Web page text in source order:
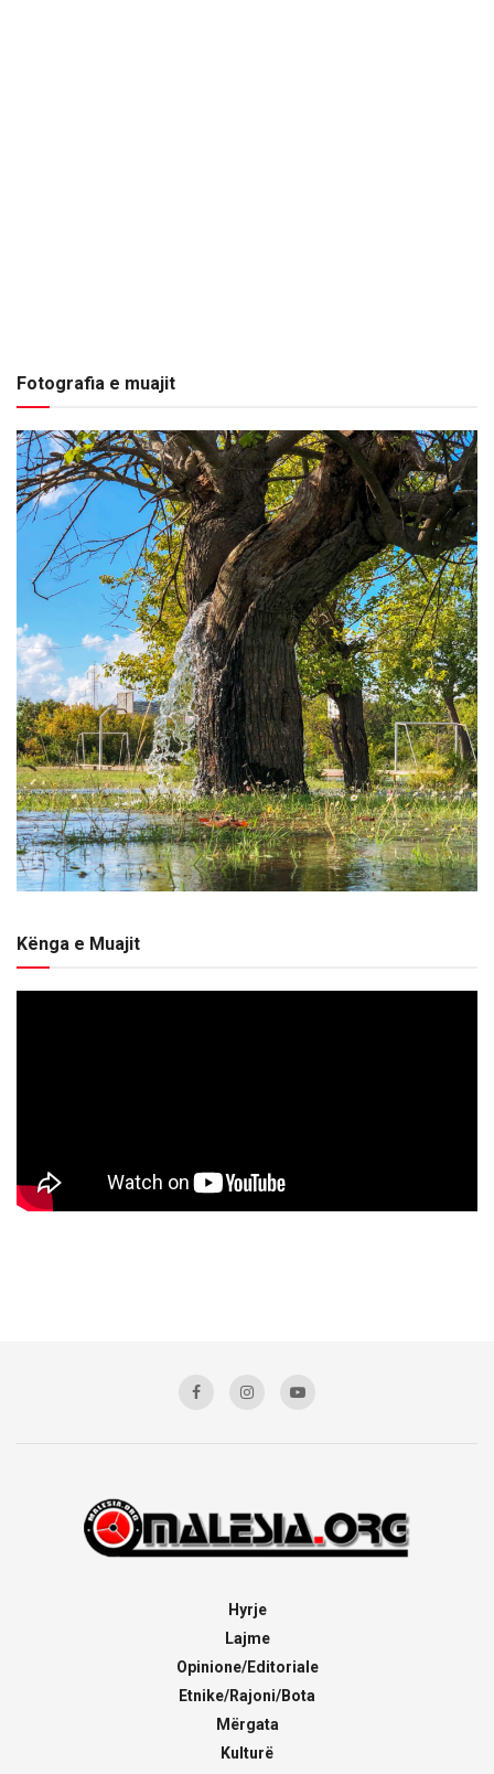
Fotografia e muajit
Kënga e Muajit
Hyrje
Lajme
Opinione/Editoriale
Etnike/Rajoni/Bota
Mërgata
Kulturë